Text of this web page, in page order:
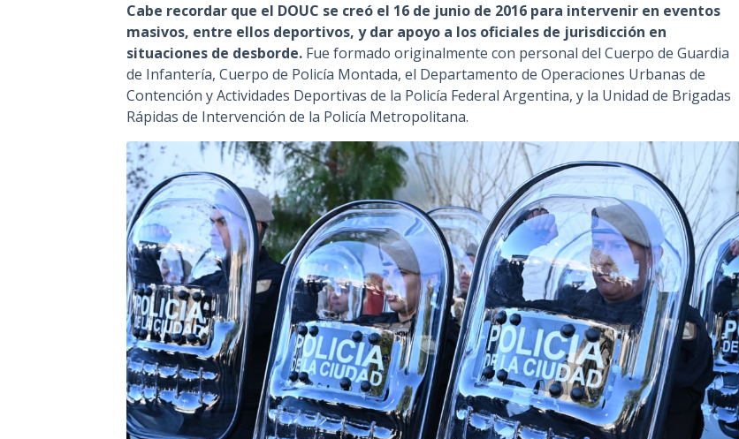
Cabe recordar que el DOUC se creó el 16 de junio de 2016 para intervenir en eventos
masivos, entre ellos deportivos, y dar apoyo a los oficiales de jurisdicción en
situaciones de desborde. Fue formado originalmente con personal del Cuerpo de Guardia
de Infantería, Cuerpo de Policía Montada, el Departamento de Operaciones Urbanas de
Contención y Actividades Deportivas de la Policía Federal Argentina, y la Unidad de Brigadas
Rápidas de Intervención de la Policía Metropolitana.